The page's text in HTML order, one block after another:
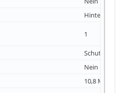
1
Nein
10,8